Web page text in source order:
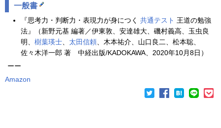
一般書
『思考力・判断力・表現力が身につく 共通テスト 王道の勉強
法』（新野元基 編著／伊東敦、安達雄大、磯村義高、玉虫良
明、 樹葉瑛士 太田信頼 、木本祐介、山口良二、松本聡、
佐々木洋一郎 著 中経出版/KADOKAWA、2020年10月8日）
ーー
Amazon